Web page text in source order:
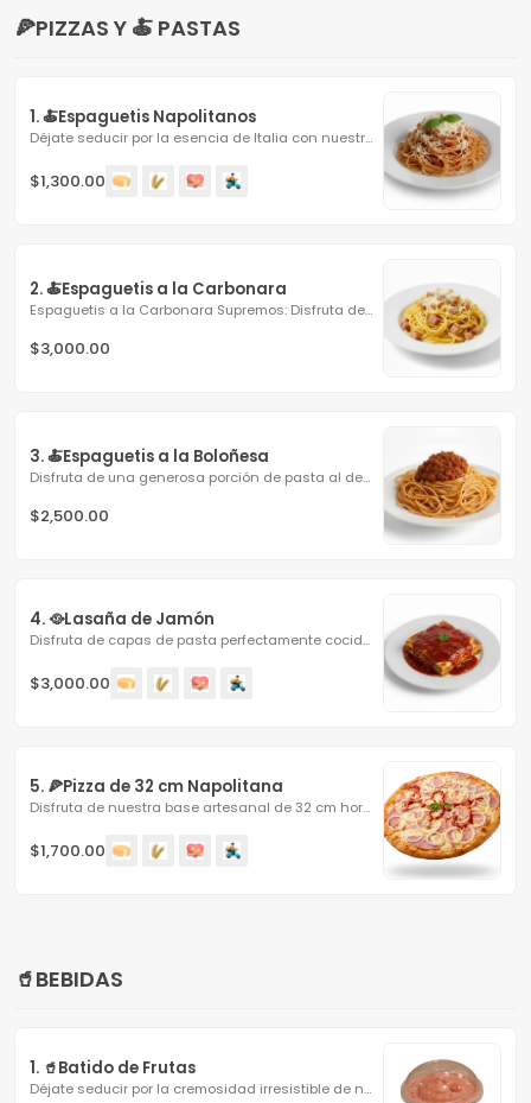
🍕PIZZAS Y 🍝 PASTAS
1. 🍝Espaguetis Napolitanos
Déjate seducir por la esencia de Italia con nuestros...
$1,300.00
2. 🍝Espaguetis a la Carbonara
Espaguetis a la Carbonara Supremos: Disfruta de una...
$3,000.00
3. 🍝Espaguetis a la Boloñesa
Disfruta de una generosa porción de pasta al dente bañada...
$2,500.00
4. 🥘Lasaña de Jamón
Disfruta de capas de pasta perfectamente cocidas y...
$3,000.00
5. 🍕Pizza de 32 cm Napolitana
Disfruta de nuestra base artesanal de 32 cm horneada a la...
$1,700.00
🥤BEBIDAS
1. 🥤Batido de Frutas
Déjate seducir por la cremosidad irresistible de nuestras...